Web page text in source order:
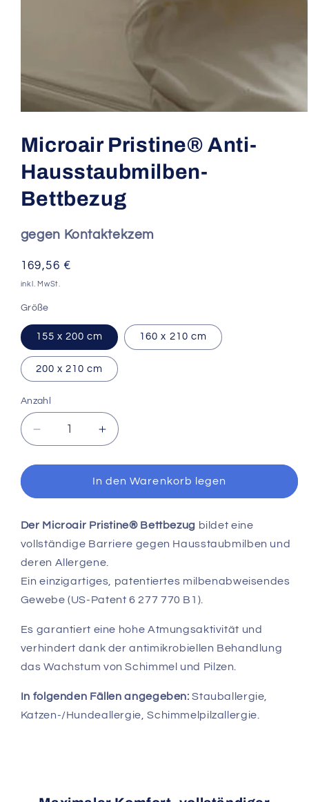
in
Modal
Microair Pristine® Anti-
Hausstaubmilben-
Bettbezug
gegen Kontaktekzem
Normaler
Preis
169,56 €
inkl. MwSt.
Größe
155 x 200 cm 160 x 210 cm
200 x 210 cm
Anzahl
Verringere
die
Menge
Microair
Anti-
Hausstaubmilben-
Bettbezug
Erhöhe
die
Menge
für
Microair
Anti-
Hausstaubmilben-
Bettbezug
In den Warenkorb legen
Der Microair Pristine® Bettbezug bildet eine
vollständige Barriere gegen Hausstaubmilben und
deren Allergene.
Ein einzigartiges, patentiertes milbenabweisendes
Gewebe (US-Patent 6 277 770 B1).
Es garantiert eine hohe Atmungsaktivität und
verhindert dank der antimikrobiellen Behandlung
das Wachstum von Schimmel und Pilzen.
In folgenden Fällen angegeben: Stauballergie,
Katzen-/Hundeallergie, Schimmelpilzallergie.